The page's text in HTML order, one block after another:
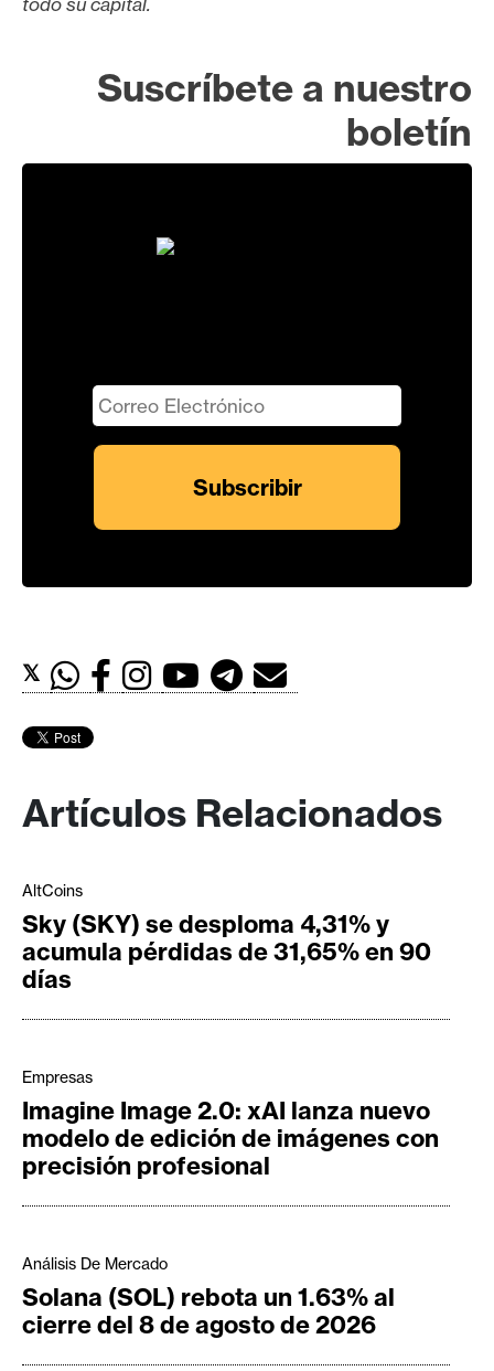
Suscríbete a nuestro
boletín
𝕏
Artículos Relacionados
AltCoins
Sky (SKY) se desploma 4,31% y
acumula pérdidas de 31,65% en 90
días
Empresas
Imagine Image 2.0: xAI lanza nuevo
modelo de edición de imágenes con
precisión profesional
Análisis De Mercado
Solana (SOL) rebota un 1.63% al
cierre del 8 de agosto de 2026